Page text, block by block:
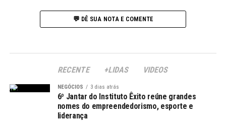
população tenha pleno acesso aos serviços oferecidos. A
renovação do credenciamento estava suspensa desde
Para atender à exigência de renovação, os
estabelecimentos devem acessar o sistema online do
Farmácia Popular. As orientações detalhadas podem ser
consultadas no site do Ministério da Saúde. O processo
💬 DÊ SUA NOTA E COMENTE
RECENTE +LIDAS VIDEOS
NEGÓCIOS 3 dias atrás
6º Jantar do Instituto Êxito reúne grandes
nomes do empreendedorismo, esporte e
liderança